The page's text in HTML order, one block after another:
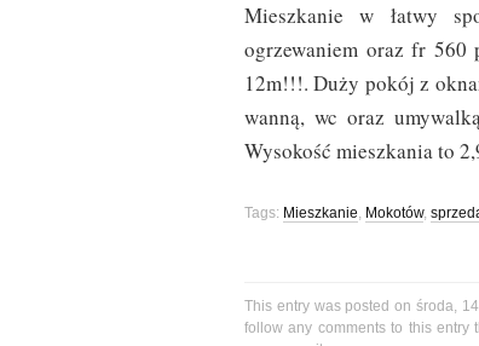
Mieszkanie w łatwy
ogrzewaniem oraz fr
12m!!!. Duży pokój z
wanną, wc oraz
Wysokość mieszkania to
Tags: Mieszkanie, Mokotów,
This entry was posted on środa,
follow any comments to this entry